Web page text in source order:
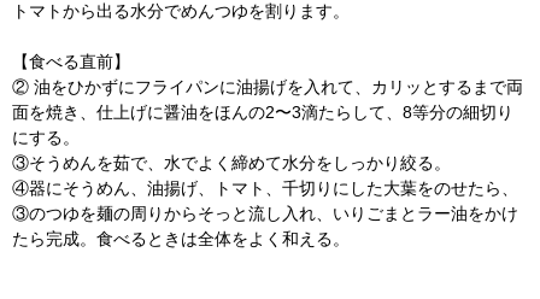
トマトから出る水分でめんつゆを割ります。
【食べる直前】
② 油をひかずにフライパンに油揚げを入れて、カリッとするまで両
面を焼き、仕上げに醤油をほんの2〜3滴たらして、8等分の細切り
にする。
③そうめんを茹で、水でよく締めて水分をしっかり絞る。
④器にそうめん、油揚げ、トマト、千切りにした大葉をのせたら、
③のつゆを麺の周りからそっと流し入れ、いりごまとラー油をかけ
たら完成。食べるときは全体をよく和える。